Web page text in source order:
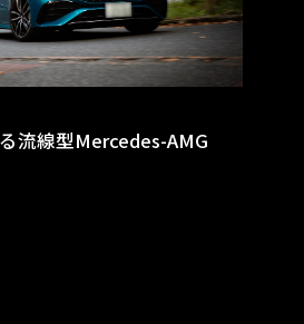
流線型Mercedes-AMG